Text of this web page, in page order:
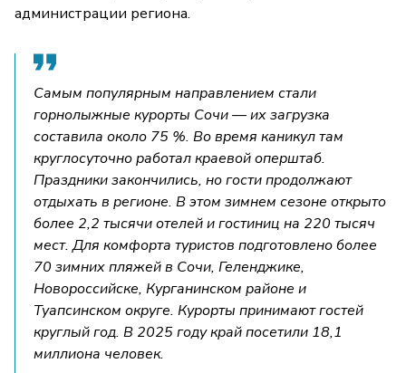
администрации региона.
Самым популярным направлением стали
горнолыжные курорты Сочи — их загрузка
составила около 75 %. Во время каникул там
круглосуточно работал краевой оперштаб.
Праздники закончились, но гости продолжают
отдыхать в регионе. В этом зимнем сезоне открыто
более 2,2 тысячи отелей и гостиниц на 220 тысяч
мест. Для комфорта туристов подготовлено более
70 зимних пляжей в Сочи, Геленджике,
Новороссийске, Курганинском районе и
Туапсинском округе. Курорты принимают гостей
круглый год. В 2025 году край посетили 18,1
миллиона человек.